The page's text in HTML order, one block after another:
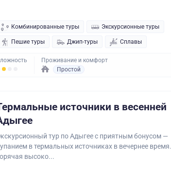
Комбинированные туры Экскурсионные туры
Пешие туры Джип-туры Сплавы
Проживание и комфорт
Простой
источники в весенней
тур по Адыгее с приятным бонусом —
в термальных источниках в вечернее время.
высоко...